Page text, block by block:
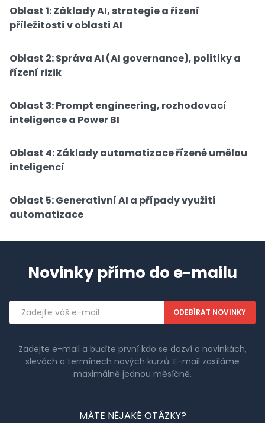
Oblast 1: Základy AI, strategie a řízení
příležitostí v oblasti AI
Oblast 2: Správa AI (AI governance), politiky a
řízení rizik
Oblast 3: Prompt engineering, rozhodovací
inteligence a Power BI
Oblast 4: Základy automatizace řízené umělou
inteligencí
Oblast 5: Generativní AI a případy využití
automatizace
Novinky přímo do e-mailu
Emailová
adresa
Zadejte e-mail a buďte první kdo se dozví o novinkách,
slevách a termínech nových kurzů. E-mail zasíláme
maximálně jednou měsíčně.
MÁTE NĚJAKÉ OTÁZKY?